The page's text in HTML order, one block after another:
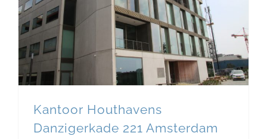
Kantoor Houthavens
Danzigerkade 221 Amsterdam